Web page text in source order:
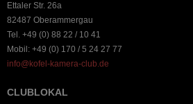
Ettaler Str. 26a
82487 Oberammergau
Tel. +49 (0) 88 22 / 10 41
Mobil: +49 (0) 170 / 5 24 27 77
info@kofel-kamera-club.de
CLUBLOKAL